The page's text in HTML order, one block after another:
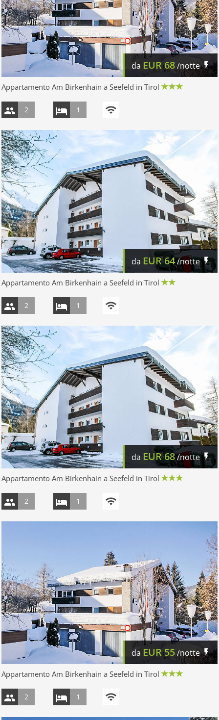
da EUR 68/notte
Appartamento Am Birkenhain a Seefeld in Tirol
2 1
da EUR 64/notte
Appartamento Am Birkenhain a Seefeld in Tirol
2 1
da EUR 68/notte
Appartamento Am Birkenhain a Seefeld in Tirol
2 1
da EUR 55/notte
Appartamento Am Birkenhain a Seefeld in Tirol
2 1